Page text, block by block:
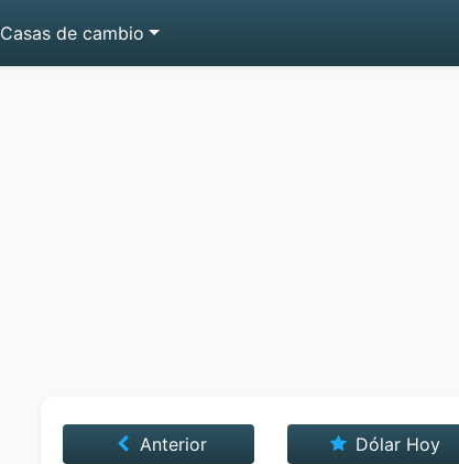
Casas de cambio
Anterior Dólar Hoy